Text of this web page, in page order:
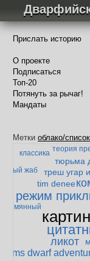
Прислать историю
О проекте
Подписаться
Топ-20
Потянуть за рычаг!
Мандаты
Метки облако/список
режим
ликот
ms dwarf
треш угар
tim denee
тюрьма
классика теория
жаб